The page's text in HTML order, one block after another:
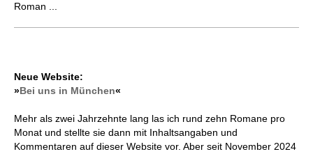
Roman ...
Neue Website:
»Bei uns in München«
Mehr als zwei Jahrzehnte lang las ich rund zehn Romane pro
Monat und stellte sie dann mit Inhaltsangaben und
Kommentaren auf dieser Website vor. Aber seit November 2024